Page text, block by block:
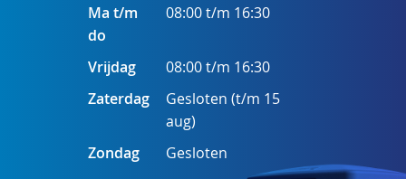
Ma t/m
do
08:00 t/m 16:30
Vrijdag
08:00 t/m 16:30
Zaterdag
Gesloten (t/m 15
aug)
Zondag
Gesloten